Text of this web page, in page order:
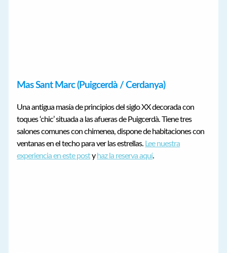
Mas Sant Marc (Puigcerdà / Cerdanya)
Una antigua masía de principios del siglo XX decorada con
toques ‘chic’ situada a las afueras de Puigcerdà. Tiene tres
salones comunes con chimenea, dispone de habitaciones con
ventanas en el techo para ver las estrellas. Lee nuestra
experiencia en este posty haz la reserva aquí.